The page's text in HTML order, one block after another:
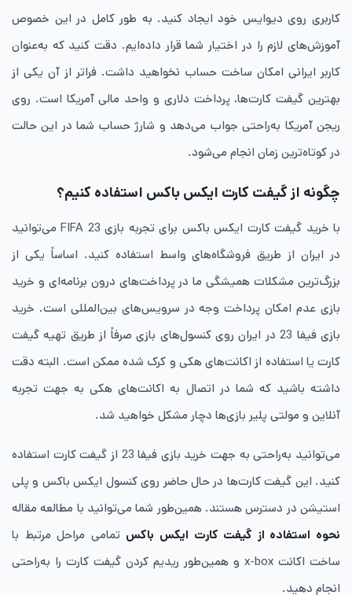
کاربری روی دیوایس خود ایجاد کنید. به طور کامل در این‌ خصوص
آموزش‌های لازم را در اختیار شما قرار داده‌ایم. دقت کنید که به‌عنوان
کاربر ایرانی امکان ساخت حساب نخواهید داشت. فراتر از آن ‌یکی از
بهترین گیفت‌ کارت‌ها، پرداخت دلاری و واحد مالی آمریکا است. روی
ریجن آمریکا به‌راحتی جواب می‌دهد و شارژ حساب شما در این حالت
در کوتاه‌ترین زمان انجام می‌شود.
چگونه از گیفت ‌کارت ایکس ‌باکس استفاده کنیم؟
با خرید گیفت ‌کارت ایکس‌ باکس برای تجربه بازی FIFA 23 می‌توانید
در ایران از طریق فروشگاه‌های واسط استفاده کنید. اساساً یکی از
بزرگ‌ترین مشکلات همیشگی ما در پرداخت‌های درون‌ برنامه‌ای و خرید
بازی عدم امکان پرداخت وجه در سرویس‌های بین‌المللی است. خرید
بازی فیفا 23 در ایران روی کنسول‌های بازی صرفاً از طریق تهیه گیفت‌
کارت یا استفاده از اکانت‌های هکی و کرک شده ممکن است. البته دقت
داشته باشید که شما در اتصال به اکانت‌های هکی به جهت تجربه
آنلاین و مولتی پلیر بازی‌ها دچار مشکل خواهید شد.
می‌توانید به‌راحتی به جهت خرید بازی فیفا 23 از گیفت ‌کارت استفاده
کنید. این گیفت ‌کارت‌ها در حال حاضر روی کنسول ایکس‌ باکس و پلی‌
استیشن در دسترس هستند. همین‌طور شما می‌توانید با مطالعه مقاله
نحوه استفاده از گیفت‌ کارت ایکس‌ باکس تمامی مراحل مرتبط با
ساخت اکانت x-box و همین‌طور ریدیم کردن گیفت ‌کارت را به‌راحتی
انجام دهید.